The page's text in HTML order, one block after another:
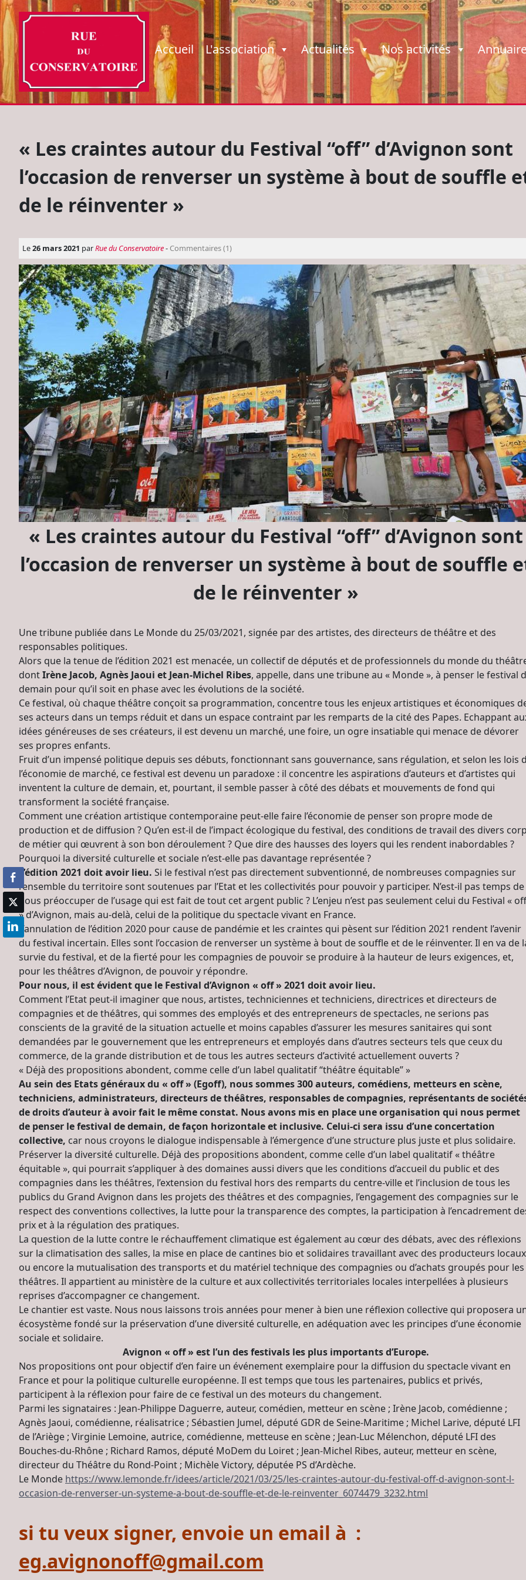
Accueil L'association Actualités Nos activités
« Les craintes autour du Festival “off” d’Avignon sont
l’occasion de renverser un système à bout de souffle
de le réinventer »
Le26 mars 2021 parRue du Conservatoire- Commentaires (1)
« Les craintes autour du Festival “off” d’Avignon sont
l’occasion de renverser un système à bout de souffle
de le réinventer »
Une tribune publiée dans Le Monde du 25/03/2021, signée par des artistes, des directeurs de théâtre et des
responsables politiques.
Alors que la tenue de l’édition 2021 est menacée, un collectif de députés et de professionnels du monde du
dontIrène Jacob, Agnès Jaoui et Jean-Michel Ribes, appelle, dans une tribune au « Monde », à penser le festival
demain pour qu’il soit en phase avec les évolutions de la société.
Ce festival, où chaque théâtre conçoit sa programmation, concentre tous les enjeux artistiques et économiques
ses acteurs dans un temps réduit et dans un espace contraint par les remparts de la cité des Papes. Echappant
idées généreuses de ses créateurs, il est devenu un marché, une foire, un ogre insatiable qui menace de dévorer
ses propres enfants.
Fruit d’un impensé politique depuis ses débuts, fonctionnant sans gouvernance, sans régulation, et selon les lois
l’économie de marché, ce festival est devenu un paradoxe : il concentre les aspirations d’auteurs et d’artistes qui
inventent la culture de demain, et, pourtant, il semble passer à côté des débats et mouvements de fond qui
transforment la société française.
Comment une création artistique contemporaine peut-elle faire l’économie de penser son propre mode de
production et de diffusion ? Qu’en est-il de l’impact écologique du festival, des conditions de travail des divers
de métier qui œuvrent à son bon déroulement ? Que dire des hausses des loyers qui les rendent inabordables ?
Pourquoi la diversité culturelle et sociale n’est-elle pas davantage représentée ?
L’édition 2021 doit avoir lieu. Si le festival n’est pas directement subventionné, de nombreuses compagnies sur
l’ensemble du territoire sont soutenues par l’Etat et les collectivités pour pouvoir y participer. N’est-il pas temps de
nous préoccuper de l’usage qui est fait de tout cet argent public ? L’enjeu n’est pas seulement celui du Festival « off
» d’Avignon, mais au-delà, celui de la politique du spectacle vivant en France.
L’annulation de l’édition 2020 pour cause de pandémie et les craintes qui pèsent sur l’édition 2021 rendent l’avenir
du festival incertain. Elles sont l’occasion de renverser un système à bout de souffle et de le réinventer. Il en va de
survie du festival, et de la fierté pour les compagnies de pouvoir se produire à la hauteur de leurs exigences, et,
pour les théâtres d’Avignon, de pouvoir y répondre.
Pour nous, il est évident que le Festival d’Avignon « off » 2021 doit avoir lieu.
Comment l’Etat peut-il imaginer que nous, artistes, techniciennes et techniciens, directrices et directeurs de
compagnies et de théâtres, qui sommes des employés et des entrepreneurs de spectacles, ne serions pas
conscients de la gravité de la situation actuelle et moins capables d’assurer les mesures sanitaires qui sont
demandées par le gouvernement que les entrepreneurs et employés dans d’autres secteurs tels que ceux du
commerce, de la grande distribution et de tous les autres secteurs d’activité actuellement ouverts ?
« Déjà des propositions abondent, comme celle d’un label qualitatif “théâtre équitable” »
Au sein des Etats généraux du « off » (Egoff), nous sommes 300 auteurs, comédiens, metteurs en scène,
techniciens, administrateurs, directeurs de théâtres, responsables de compagnies, représentants de
de droits d’auteur à avoir fait le même constat. Nous avons mis en place une organisation qui nous permet
de penser le festival de demain, de façon horizontale et inclusive. Celui-ci sera issu d’une concertation
collective, car nous croyons le dialogue indispensable à l’émergence d’une structure plus juste et plus solidaire.
Préserver la diversité culturelle. Déjà des propositions abondent, comme celle d’un label qualitatif « théâtre
équitable », qui pourrait s’appliquer à des domaines aussi divers que les conditions d’accueil du public et des
compagnies dans les théâtres, l’extension du festival hors des remparts du centre-ville et l’inclusion de tous les
publics du Grand Avignon dans les projets des théâtres et des compagnies, l’engagement des compagnies sur le
respect des conventions collectives, la lutte pour la transparence des comptes, la participation à l’encadrement
prix et à la régulation des pratiques.
La question de la lutte contre le réchauffement climatique est également au cœur des débats, avec des réflexions
sur la climatisation des salles, la mise en place de cantines bio et solidaires travaillant avec des producteurs
ou encore la mutualisation des transports et du matériel technique des compagnies ou d’achats groupés pour les
théâtres. Il appartient au ministère de la culture et aux collectivités territoriales locales interpellées à plusieurs
reprises d’accompagner ce changement.
Le chantier est vaste. Nous nous laissons trois années pour mener à bien une réflexion collective qui proposera
écosystème fondé sur la préservation d’une diversité culturelle, en adéquation avec les principes d’une économie
sociale et solidaire.
Avignon « off » est l’un des festivals les plus importants d’Europe.
Nos propositions ont pour objectif d’en faire un événement exemplaire pour la diffusion du spectacle vivant en
France et pour la politique culturelle européenne. Il est temps que tous les partenaires, publics et privés,
participent à la réflexion pour faire de ce festival un des moteurs du changement.
Parmi les signataires : Jean-Philippe Daguerre, auteur, comédien, metteur en scène ; Irène Jacob, comédienne ;
Agnès Jaoui, comédienne, réalisatrice ; Sébastien Jumel, député GDR de Seine-Maritime ; Michel Larive, député LFI
de l’Ariège ; Virginie Lemoine, autrice, comédienne, metteuse en scène ; Jean-Luc Mélenchon, député LFI des
Bouches-du-Rhône ; Richard Ramos, député MoDem du Loiret ; Jean-Michel Ribes, auteur, metteur en scène,
directeur du Théâtre du Rond-Point ; Michèle Victory, députée PS d’Ardèche.
Le Monde https://www.lemonde.fr/idees/article/2021/03/25/les-craintes-autour-du-festival-off-d-avignon-sont-l-
occasion-de-renverser-un-systeme-a-bout-de-souffle-et-de-le-reinventer_6074479_3232.html
si tu veux signer, envoie un email à :
eg.avignonoff@gmail.com